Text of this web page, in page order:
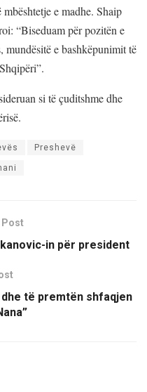
e madhe. Shaip
“Biseduam për pozitën e
mundësitë e bashkëpunimit të
si të çuditshme dhe
Preshevë
Post
in për president
të premtën shfaqjen